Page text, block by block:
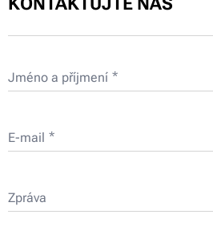
Jméno a příjmení
E-mail
Zpráva